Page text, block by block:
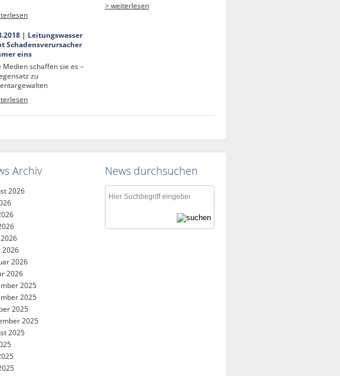
> weiterlesen
| Leitungswasser
Schadensverursacher
eins
Medien schaffen sie es –
zu
Archiv
2026
2026
2026
2026
2025
2025
2025
2025
2025
News durchsuchen